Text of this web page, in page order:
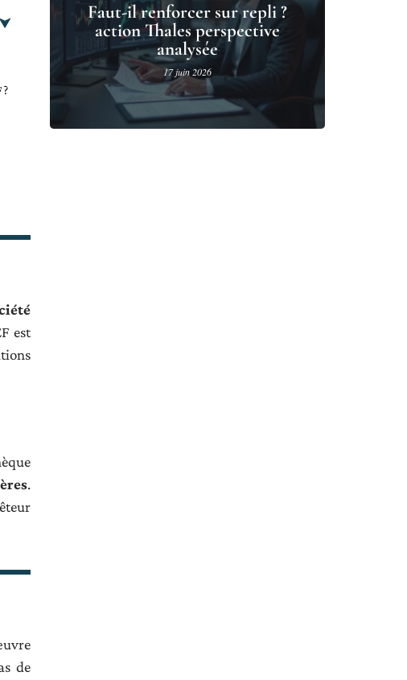
?
est
.
de
Faut-il renforcer sur repli ?
action Thales perspective
analysée
17 juin 2026